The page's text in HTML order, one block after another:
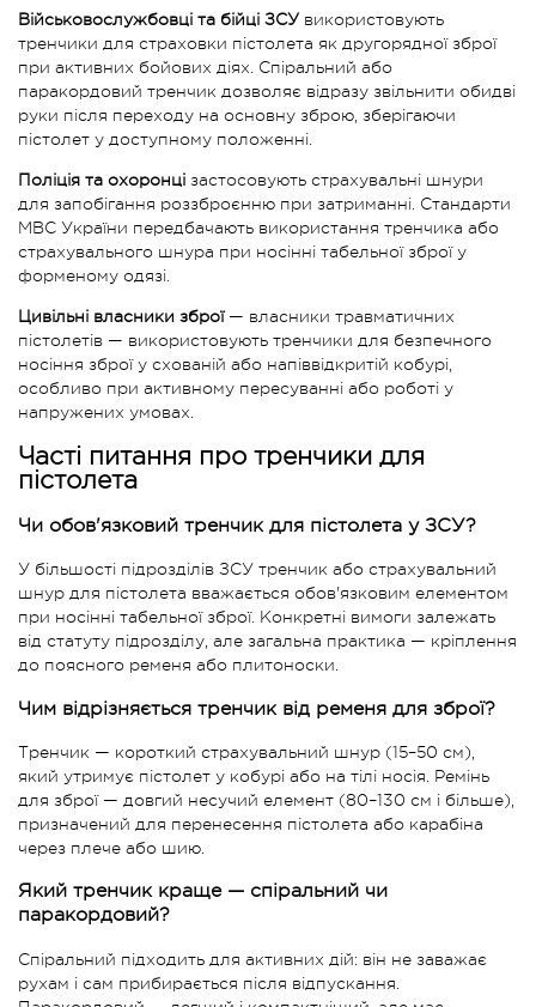
Військовослужбовці та бійці ЗСУ використовують
тренчики для страховки пістолета як другорядної зброї
при активних бойових діях. Спіральний або
паракордовий тренчик дозволяє відразу звільнити обидві
руки після переходу на основну зброю, зберігаючи
пістолет у доступному положенні.
Поліція та охоронці застосовують страхувальні шнури
для запобігання роззброєнню при затриманні. Стандарти
МВС України передбачають використання тренчика або
страхувального шнура при носінні табельної зброї у
форменому одязі.
Цивільні власники зброї— власники травматичних
пістолетів — використовують тренчики для безпечного
носіння зброї у схованій або напіввідкритій кобурі,
особливо при активному пересуванні або роботі у
напружених умовах.
Часті питання про тренчики для
пістолета
Чи обов'язковий тренчик для пістолета у ЗСУ?
У більшості підрозділів ЗСУ тренчик або страхувальний
шнур для пістолета вважається обов'язковим елементом
при носінні табельної зброї. Конкретні вимоги залежать
від статуту підрозділу, але загальна практика — кріплення
до поясного ременя або плитоноски.
Чим відрізняється тренчик від ременя для зброї?
Тренчик — короткий страхувальний шнур (15–50 см),
який утримує пістолет у кобурі або на тілі носія. Ремінь
для зброї — довгий несучий елемент (80–130 см і більше),
призначений для перенесення пістолета або карабіна
через плече або шию.
Який тренчик краще — спіральний чи
паракордовий?
Спіральний підходить для активних дій: він не заважає
рухам і сам прибирається після відпускання.